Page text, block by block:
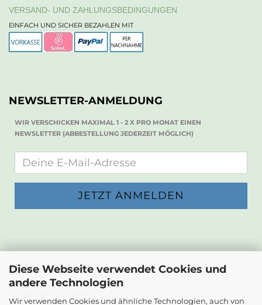
Diese Webseite verwendet Cookies und
andere Technologien
Wir verwenden Cookies und ähnliche Technologien, auch von
VERSAND- UND ZAHLUNGSBEDINGUNGEN
EINFACH UND SICHER BEZAHLEN MIT
NEWSLETTER-ANMELDUNG
WIR VERSCHICKEN MAXIMAL 1 - 2 X PRO MONAT EINEN
NEWSLETTER (ABBESTELLUNG JEDERZEIT MÖGLICH)
KONTAKT
Die Papierwerkstatt
2232 Deutsch-Wagram